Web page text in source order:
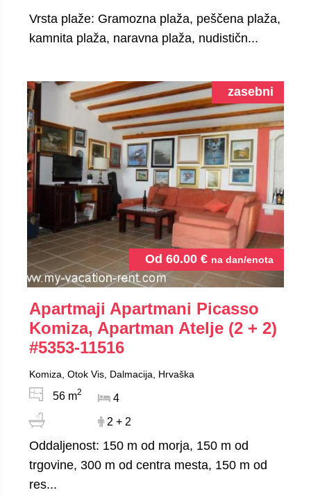
Vrsta plaže: Gramozna plaža, peščena plaža,
kamnita plaža, naravna plaža, nudističn...
Od 60.00 € na dan/enota
zasebni
Apartmaji Apartmani Picasso
Komiza, Apartman Atelje (2 + 2)
#5353-11516
Komiza, Otok Vis, Dalmacija, Hrvaška
56 m2
4
2 + 2
Oddaljenost: 150 m od morja, 150 m od
trgovine, 300 m od centra mesta, 150 m od
res...